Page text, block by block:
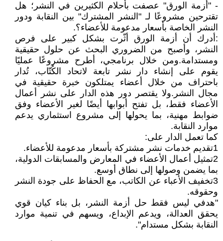
- "أزمة الورق" عصفت بأحلام الكثيرين في النشر؛ هل
تقترحين مشروعًا لـ "النشر المشترك" بين النقابة ودور
النشر الخاصة بأسعار مدعومة للأعضاء؟.
:أدرك أن أزمة الورق أثّرت بشكل كبير على فرص
النشر، وأصبح من الضروري البحث عن حلول حقيقية
ومستدامة.ومن خلال برنامجي، أطرح مشروعًا عمليًا
يقوم على إنشاء دار نشر تابعة لاتحاد الكُتّاب، تُدار
باحتراف من خلال أعضاء يمتلكون خبرة حقيقية في
مجال النشر.ولا يقتصر دور هذه الدار على نشر أعمال
الأعضاء فقط، بل تفتح أبوابها أيضًا لغير الأعضاء وفق
ضوابط مهنية، بما يحولها إلى مشروع استثماري يدعم
موارد النقابة.
كما تعمل الدار على:
1تقديم خدمات نشر مشتركة بأسعار مدعومة للأعضاء.
2تمثيل أعمال الأعضاء في المعارض والمسابقات الدولية،
بما يضمن وصولها إلى نطاق أوسع.
3تخفيف الأعباء عن الكاتب، مع الحفاظ على جودة النشر
وحقوقه.
"هدفي ليس فقط حل أزمة النشر، بل بناء كيان قوي
يحقق العدالة، ويدعم الإبداع، ويسهم في تنمية موارد
النقابة بشكل مستدام".